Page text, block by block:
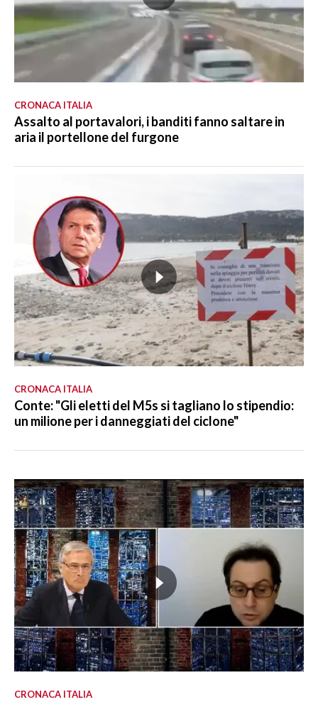
CRONACA ITALIA
Assalto al portavalori, i banditi fanno saltare in
aria il portellone del furgone
CRONACA ITALIA
Conte: "Gli eletti del M5s si tagliano lo stipendio:
un milione per i danneggiati del ciclone"
CRONACA ITALIA